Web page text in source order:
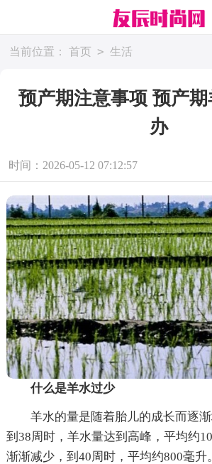
当前位置： 首页 > 生活
预产期注意事项 预产
办
时间：2026-05-12 07:12:57
什么是羊水过少
羊水的量是随着胎儿的成长而逐
到38周时，羊水量达到高峰，平均约
渐渐减少，到40周时，平均约800毫升